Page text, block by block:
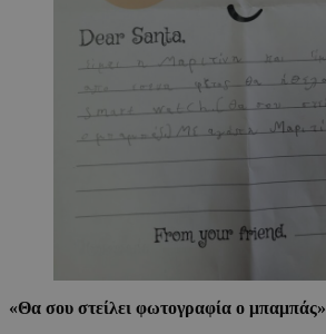
«Θα σου στείλει φωτογραφία ο μπαμπάς»